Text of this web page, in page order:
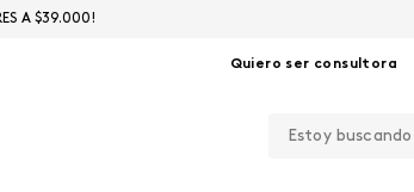
Quiero ser consultora
A $39.000!